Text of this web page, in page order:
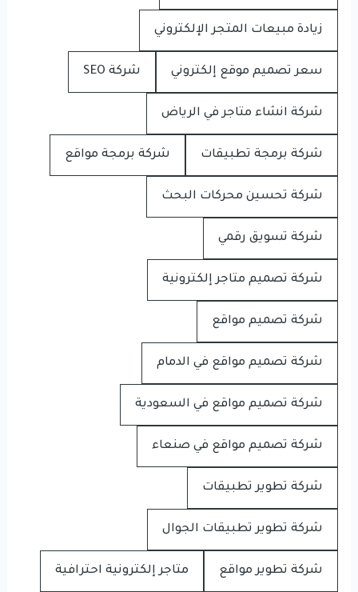
زيادة مبيعات المتجر الإلكتروني
سعر تصميم موقع إلكتروني شركة SEO
شركة انشاء متاجر في الرياض
شركة برمجة تطبيقات شركة برمجة مواقع
شركة تحسين محركات البحث
شركة تسويق رقمي
شركة تصميم متاجر إلكترونية
شركة تصميم مواقع
شركة تصميم مواقع في الدمام
شركة تصميم مواقع في السعودية
شركة تصميم مواقع في صنعاء
شركة تطوير تطبيقات
شركة تطوير تطبيقات الجوال
شركة تطوير مواقع متاجر إلكترونية احترافية